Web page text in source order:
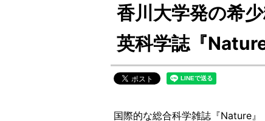
香川大学発の希
英科学誌『
国際的な総合科学雑誌『Nature